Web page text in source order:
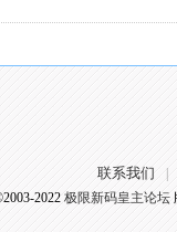
联系我们
2022 极限新码皇主论坛